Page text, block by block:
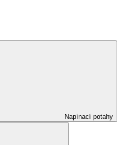
Napínací potahy